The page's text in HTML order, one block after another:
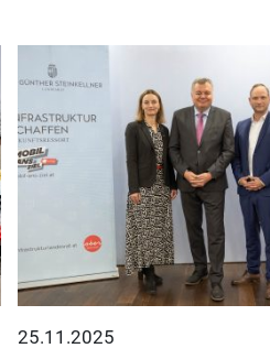
25.11.2025